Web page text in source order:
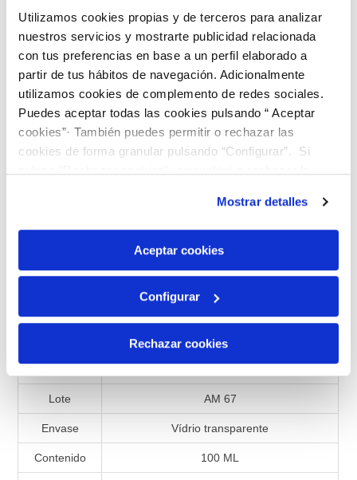
Utilizamos cookies propias y de terceros para analizar
nuestros servicios y mostrarte publicidad relacionada
con tus preferencias en base a un perfil elaborado a
partir de tus hábitos de navegación. Adicionalmente
utilizamos cookies de complemento de redes sociales.
Puedes aceptar todas las cookies pulsando “ Aceptar
cookies”· También puedes permitir o rechazar las
cookies de forma granular pulsando “Configurar”. Si
son indispensables para que el sitio web funcione y que
por tanto no se pueden desactivar. Puedes consultar
más información en nuestraPolítica de Cookies
Mostrar detalles
Aceptar cookies
Configurar
Rechazar cookies
Material de referencia certificado de Agua de Mar para la
determinación de: pH. Se suministra en un vial de vidrio de 100
mL.
98,00 €
AÑADIR AL CARRITO
Especificaciones de productos
Líquido
Lote AM 67
Envase Vídrio transparente
Contenido 100 ML